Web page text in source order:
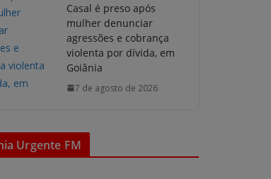
Casal é preso após
mulher denunciar
agressões e cobrança
violenta por dívida, em
Goiânia
7 de agosto de 2026
Urgente FM